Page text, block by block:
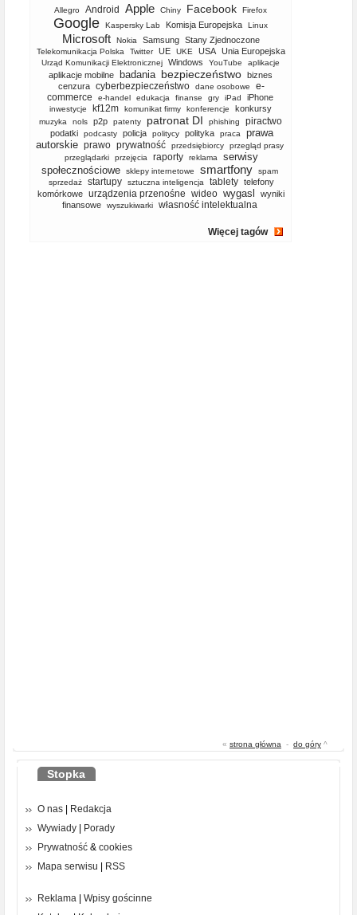
Allegro Android Apple Chiny Facebook Firefox
Google Kaspersky Lab Komisja Europejska Linux
Microsoft Nokia Samsung Stany Zjednoczone
Telekomunikacja Polska Twitter UE UKE USA Unia Europejska
Urząd Komunikacji Elektronicznej Windows YouTube aplikacje
aplikacje mobilne badania bezpieczeństwo biznes
cenzura cyberbezpieczeństwo dane osobowe
e-
commerce
e-handel edukacja finanse gry iPad iPhone
inwestycje kf12m komunikat firmy konferencje konkursy
muzyka nols p2p patenty patronat DI phishing piractwo
podatki podcasty policja politycy polityka praca
prawa
autorskie prawo prywatność przedsiębiorcy
przegląd prasy
przeglądarki
przejęcia raporty reklama
serwisy
społecznościowe
sklepy internetowe smartfony
spam
sprzedaż
startupy sztuczna inteligencja tablety telefony
komórkowe
urządzenia przenośne wideo wygasl
wyniki
finansowe
wyszukiwarki własność intelektualna
Więcej tagów
« strona główna - do góry ^
Stopka
O nas | Redakcja
Wywiady | Porady
Prywatność & cookies
Mapa serwisu | RSS
Reklama | Wpisy gościnne